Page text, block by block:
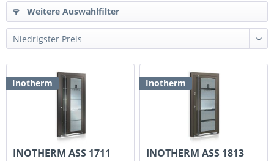
Weitere Auswahlfilter
Inotherm
INOTHERM ASS 1711
Inotherm
INOTHERM ASS 1813